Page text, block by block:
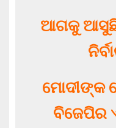
ଆଗକୁ ଆସୁଛି
ମୋଦୀଙ୍କ
ବିଜେପିର